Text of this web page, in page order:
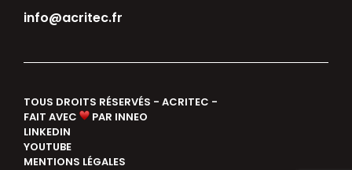
info@acritec.fr
TOUS DROITS RÉSERVÉS - ACRITEC -
FAIT AVEC
PAR INNEO
LINKEDIN
YOUTUBE
MENTIONS LÉGALES